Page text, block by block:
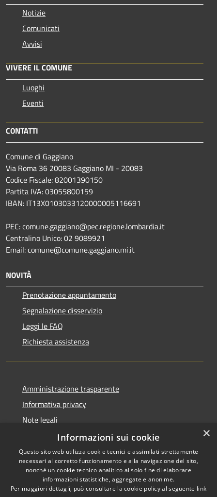
Notizie
Comunicati
Avvisi
VIVERE IL COMUNE
Luoghi
Eventi
CONTATTI
Comune di Gaggiano
Via Roma 36 20083 Gaggiano MI - 20083
Codice Fiscale: 82001390150
Partita IVA: 03055800159
IBAN: IT13X0103033120000005116691
PEC: comune.gaggiano@pec.regione.lombardia.it
Centralino Unico: 02 9089921
Email: comune@comune.gaggiano.mi.it
NOVITÀ
Prenotazione appuntamento
Segnalazione disservizio
Leggi le FAQ
Richiesta assistenza
Amministrazione trasparente
Informativa privacy
Note legali
Dichiarazione di accessibilità
RSS
Copyright © 2026 • Comune di
×
Informazioni sui cookie
Questo sito web utilizza cookie tecnici e assimilati strettamente
necessari al corretto funzionamento e alla navigazione del sito,
nonché un cookie tecnico analitico al solo fine di elaborare
informazioni statistiche, aggregate e anonime.
Per maggiori dettagli, può consultare la cookie policy al seguente link